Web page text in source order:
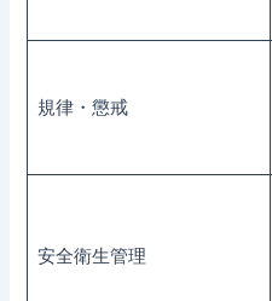
規律・懲戒
安全衛生管理